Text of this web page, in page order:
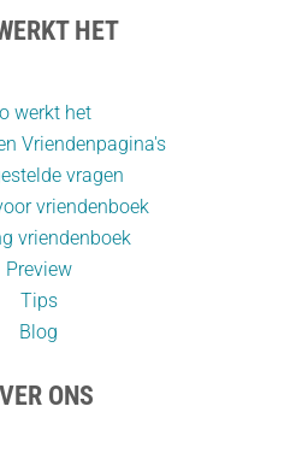
HET
werkt het
Vriendenpagina's
vragen
vriendenboek
vriendenboek
Preview
Tips
Blog
ONS